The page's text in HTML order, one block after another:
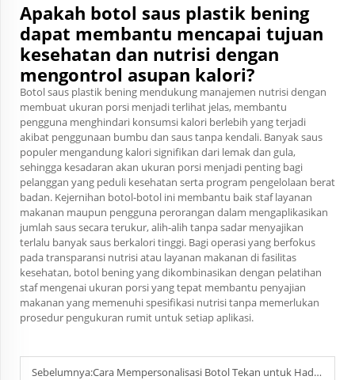
Apakah botol saus plastik bening
dapat membantu mencapai tujuan
kesehatan dan nutrisi dengan
mengontrol asupan kalori?
Botol saus plastik bening mendukung manajemen nutrisi dengan
membuat ukuran porsi menjadi terlihat jelas, membantu
pengguna menghindari konsumsi kalori berlebih yang terjadi
akibat penggunaan bumbu dan saus tanpa kendali. Banyak saus
populer mengandung kalori signifikan dari lemak dan gula,
sehingga kesadaran akan ukuran porsi menjadi penting bagi
pelanggan yang peduli kesehatan serta program pengelolaan berat
badan. Kejernihan botol-botol ini membantu baik staf layanan
makanan maupun pengguna perorangan dalam mengaplikasikan
jumlah saus secara terukur, alih-alih tanpa sadar menyajikan
terlalu banyak saus berkalori tinggi. Bagi operasi yang berfokus
pada transparansi nutrisi atau layanan makanan di fasilitas
kesehatan, botol bening yang dikombinasikan dengan pelatihan
staf mengenai ukuran porsi yang tepat membantu penyajian
makanan yang memenuhi spesifikasi nutrisi tanpa memerlukan
prosedur pengukuran rumit untuk setiap aplikasi.
Sebelumnya:Cara Mempersonalisasi Botol Tekan untuk Hadiah Promosi?